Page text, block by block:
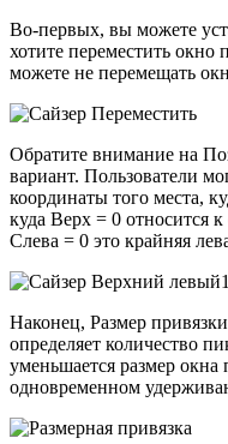
Во-первых, вы можете
хотите переместить окно
можете не перемещать
Обратите внимание на
вариант. Пользователи
координаты того места,
куда Верх = 0 относится
Слева = 0 это крайняя
Наконец, Размер
определяет количество
уменьшается размер окна
одновременном